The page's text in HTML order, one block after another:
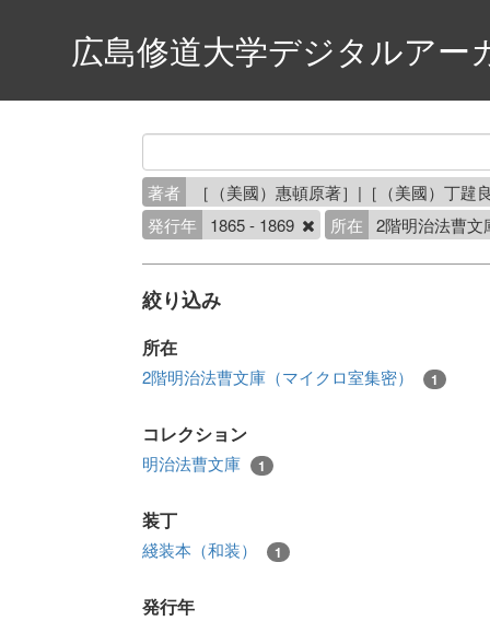
広島修道大学デジタルアー
著者
［（美國）惠頓原著］|［（美國）丁
発行年
1865 - 1869 所在 2階明治法曹
絞り込み
所在
2階明治法曹文庫（マイクロ室集密） 1
コレクション
明治法曹文庫 1
装丁
綫装本（和装） 1
発行年